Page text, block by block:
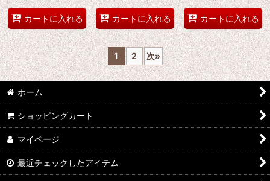
カートに入れる カートに入れる カートに入れる
1 2 次»
ホーム
ショッピングカート
マイページ
最近チェックしたアイテム